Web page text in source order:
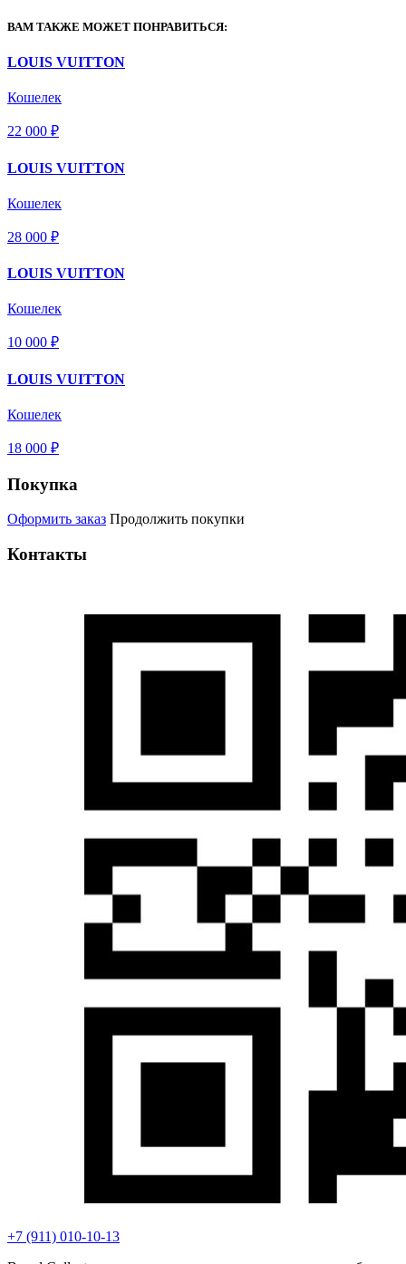
ВАМ ТАКЖЕ МОЖЕТ ПОНРАВИТЬСЯ:
LOUIS VUITTON
Кошелек
22 000 ₽
LOUIS VUITTON
Кошелек
28 000 ₽
LOUIS VUITTON
Кошелек
10 000 ₽
LOUIS VUITTON
Кошелек
18 000 ₽
Покупка
Оформить заказ Продолжить покупки
Контакты
+7 (911) 010-10-13